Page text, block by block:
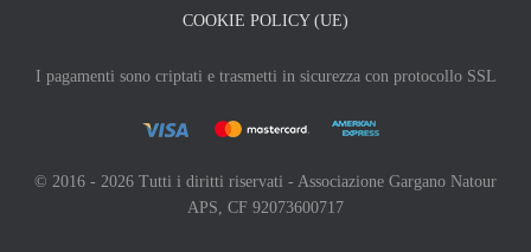
COOKIE POLICY (UE)
I pagamenti sono criptati e trasmetti in sicurezza con protocollo SSL
© 2016 - 2026 Tutti i diritti riservati - Associazione Gargano Natour
APS, CF 92073600717